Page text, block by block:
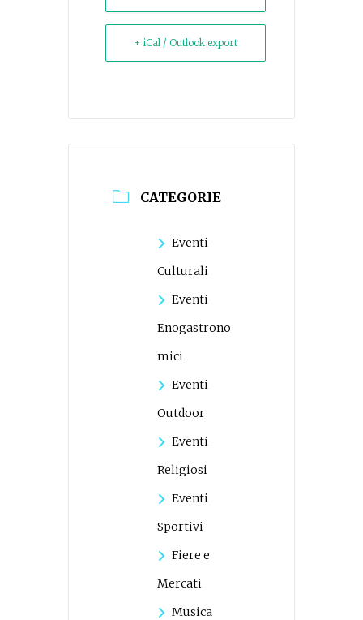
+ iCal / Outlook export
CATEGORIE
Eventi
Culturali
Eventi
Enogastrono
mici
Eventi
Outdoor
Eventi
Religiosi
Eventi
Sportivi
Fiere e
Mercati
Musica